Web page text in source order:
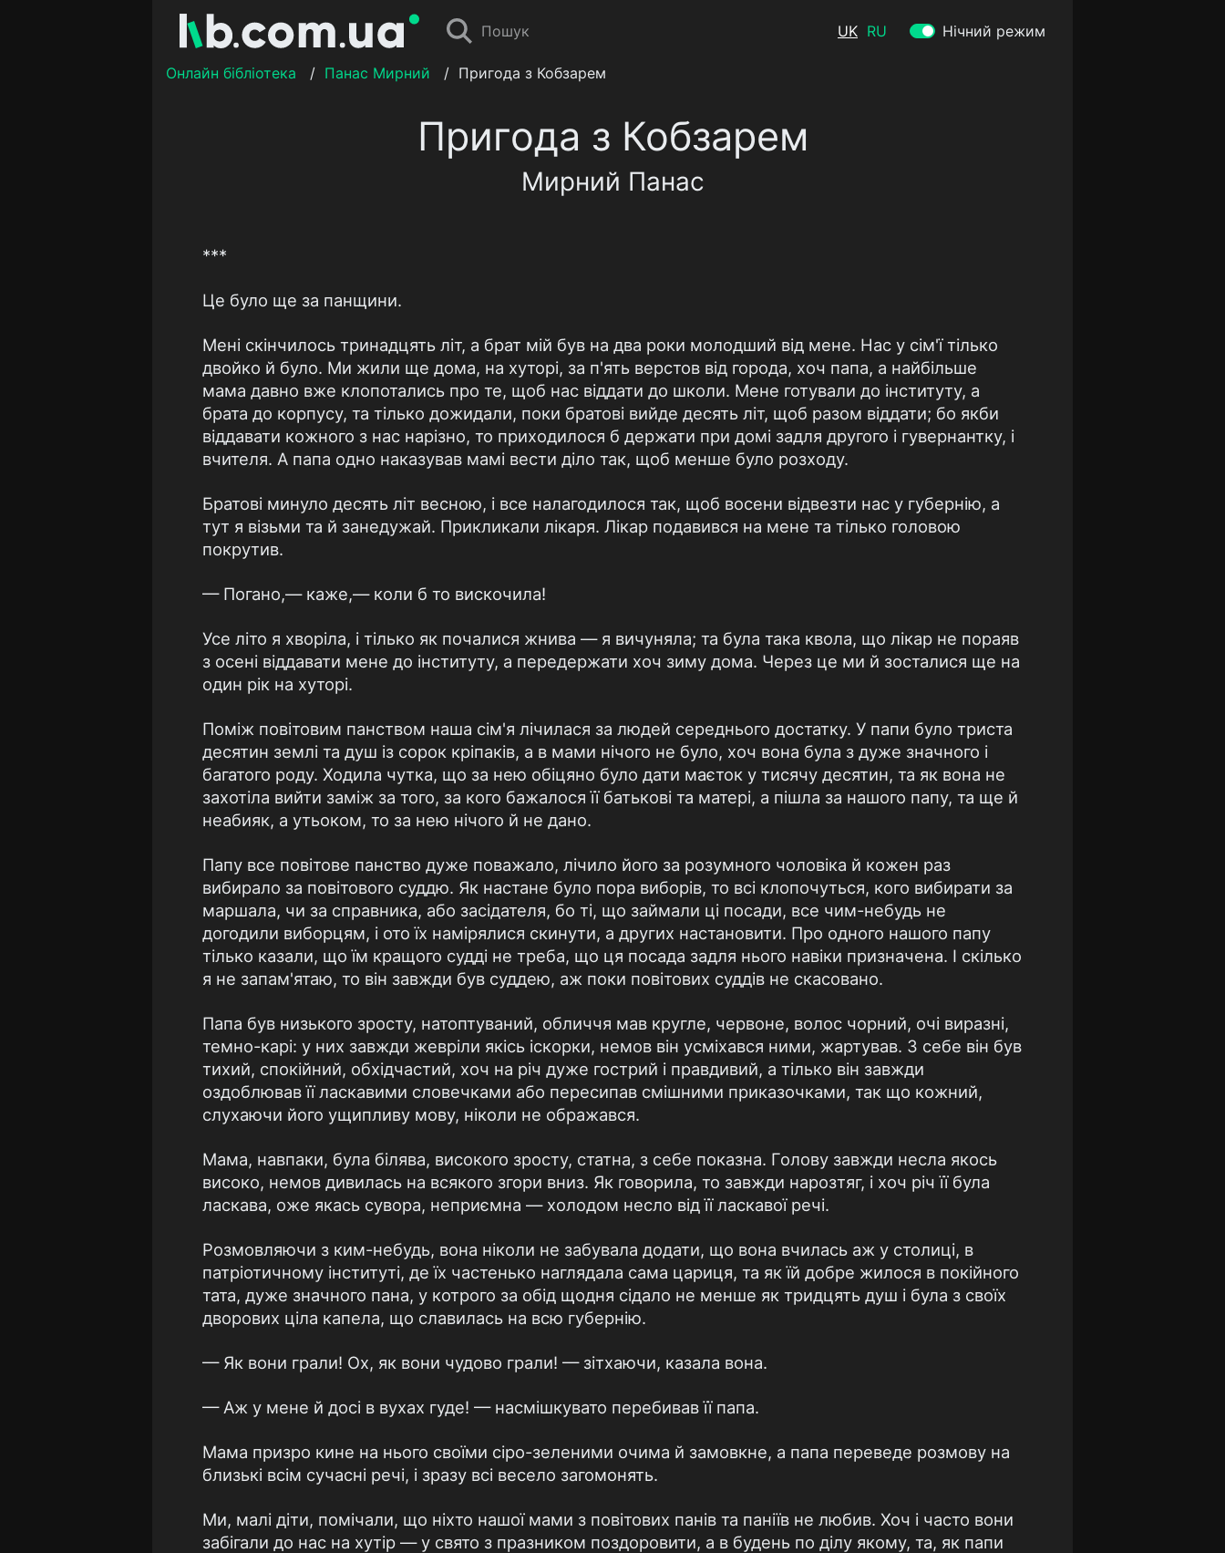
Пошук UK RU Нічний режим
Онлайн бібліотека / Панас Мирний / Пригода з Кобзарем
Пригода з Кобзарем
Мирний Панас
***
Це було ще за панщини.
Мені скінчилось тринадцять літ, а брат мій був на два роки молодший від мене. Нас у сім'ї тілько
двойко й було. Ми жили ще дома, на хуторі, за п'ять верстов від города, хоч папа, а найбільше
мама давно вже клопотались про те, щоб нас віддати до школи. Мене готували до інституту, а
брата до корпусу, та тілько дожидали, поки братові вийде десять літ, щоб разом віддати; бо якби
віддавати кожного з нас нарізно, то приходилося б держати при домі задля другого і гувернантку, і
вчителя. А папа одно наказував мамі вести діло так, щоб менше було розходу.
Братові минуло десять літ весною, і все налагодилося так, щоб восени відвезти нас у губернію, а
тут я візьми та й занедужай. Прикликали лікаря. Лікар подавився на мене та тілько головою
покрутив.
— Погано,— каже,— коли б то вискочила!
Усе літо я хворіла, і тілько як почалися жнива — я вичуняла; та була така квола, що лікар не пораяв
з осені віддавати мене до інституту, а передержати хоч зиму дома. Через це ми й зосталися ще на
один рік на хуторі.
Поміж повітовим панством наша сім'я лічилася за людей середнього достатку. У папи було триста
десятин землі та душ із сорок кріпаків, а в мами нічого не було, хоч вона була з дуже значного і
багатого роду. Ходила чутка, що за нею обіцяно було дати маєток у тисячу десятин, та як вона не
захотіла вийти заміж за того, за кого бажалося її батькові та матері, а пішла за нашого папу, та ще й
неабияк, а утьоком, то за нею нічого й не дано.
Папу все повітове панство дуже поважало, лічило його за розумного чоловіка й кожен раз
вибирало за повітового суддю. Як настане було пора виборів, то всі клопочуться, кого вибирати за
маршала, чи за справника, або засідателя, бо ті, що займали ці посади, все чим-небудь не
догодили виборцям, і ото їх намірялися скинути, а других настановити. Про одного нашого папу
тілько казали, що їм кращого судді не треба, що ця посада задля нього навіки призначена. І скілько
я не запам'ятаю, то він завжди був суддею, аж поки повітових суддів не скасовано.
Папа був низького зросту, натоптуваний, обличчя мав кругле, червоне, волос чорний, очі виразні,
темно-карі: у них завжди жевріли якісь іскорки, немов він усміхався ними, жартував. З себе він був
тихий, спокійний, обхідчастий, хоч на річ дуже гострий і правдивий, а тілько він завжди
оздоблював її ласкавими словечками або пересипав смішними приказочками, так що кожний,
слухаючи його ущипливу мову, ніколи не ображався.
Мама, навпаки, була білява, високого зросту, статна, з себе показна. Голову завжди несла якось
високо, немов дивилась на всякого згори вниз. Як говорила, то завжди нарозтяг, і хоч річ її була
ласкава, оже якась сувора, неприємна — холодом несло від її ласкавої речі.
Розмовляючи з ким-небудь, вона ніколи не забувала додати, що вона вчилась аж у столиці, в
патріотичному інституті, де їх частенько наглядала сама цариця, та як їй добре жилося в покійного
тата, дуже значного пана, у котрого за обід щодня сідало не менше як тридцять душ і була з своїх
дворових ціла капела, що славилась на всю губернію.
— Як вони грали! Ох, як вони чудово грали! — зітхаючи, казала вона.
— Аж у мене й досі в вухах гуде! — насмішкувато перебивав її папа.
Мама призро кине на нього своїми сіро-зеленими очима й замовкне, а папа переведе розмову на
близькі всім сучасні речі, і зразу всі весело загомонять.
Ми, малі діти, помічали, що ніхто нашої мами з повітових панів та паніїв не любив. Хоч і часто вони
забігали до нас на хутір — у свято з празником поздоровити, а в будень по ділу якому, та, як папи